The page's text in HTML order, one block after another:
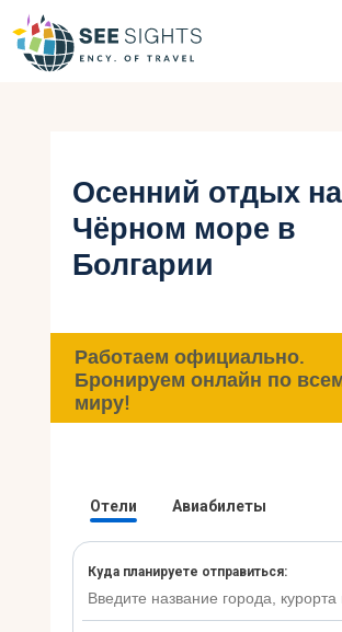
Горящие туры
Типы Туров
Страны
Инфо
Блог
Осенний отдых на
Чёрном море в
Болгарии
Работаем официально.
Бронируем онлайн по
миру!